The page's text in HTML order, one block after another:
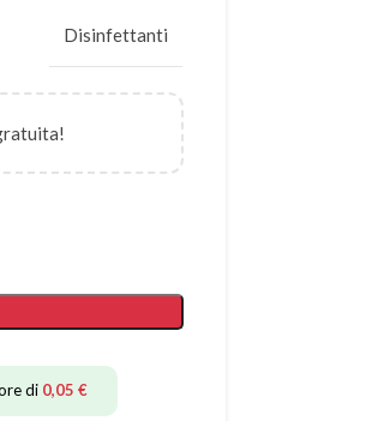
Disinfettanti
di 0,05 €